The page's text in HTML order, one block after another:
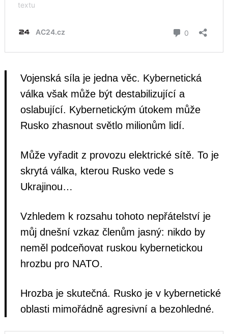
Vojenská síla je jedna věc. Kybernetická
válka však může být destabilizující a
oslabující. Kybernetickým útokem může
Rusko zhasnout světlo milionům lidí.
Může vyřadit z provozu elektrické sítě. To je
skrytá válka, kterou Rusko vede s
Ukrajinou…
Vzhledem k rozsahu tohoto nepřátelství je
můj dnešní vzkaz členům jasný: nikdo by
neměl podceňovat ruskou kybernetickou
hrozbu pro NATO.
Hrozba je skutečná. Rusko je v kybernetické
oblasti mimořádně agresivní a bezohledné.